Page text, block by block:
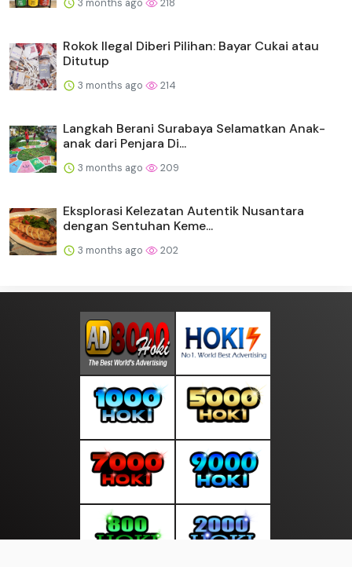
Rokok Ilegal Diberi Pilihan: Bayar Cukai atau
Ditutup
3 months ago 214
Langkah Berani Surabaya Selamatkan Anak-
anak dari Penjara Di...
3 months ago 209
Eksplorasi Kelezatan Autentik Nusantara
dengan Sentuhan Keme...
3 months ago 202